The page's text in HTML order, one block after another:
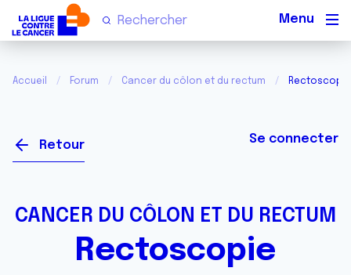
Accueil Forum Cancer du côlon et du rectum Rectoscopie
Retour Se connecter
CANCER DU CÔLON ET DU RECTUM
Rectoscopie